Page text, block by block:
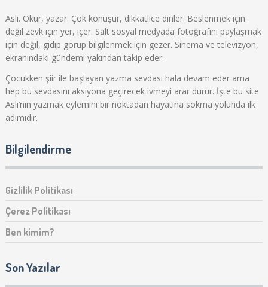
Aslı. Okur, yazar. Çok konuşur, dikkatlice dinler. Beslenmek için
değil zevk için yer, içer. Salt sosyal medyada fotoğrafını paylaşmak
için değil, gidip görüp bilgilenmek için gezer. Sinema ve televizyon,
ekranındaki gündemi yakından takip eder.
Çocukken şiir ile başlayan yazma sevdası hala devam eder ama
hep bu sevdasını aksiyona geçirecek ivmeyi arar durur. İşte bu site
Aslı‘nın yazmak eylemini bir noktadan hayatına sokma yolunda ilk
adımıdır.
Bilgilendirme
Gizlilik Politikası
Çerez Politikası
Ben kimim?
Son Yazılar